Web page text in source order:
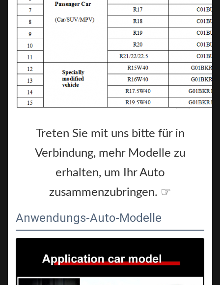
Treten Sie mit uns bitte für in
Verbindung, mehr Modelle zu
erhalten, um Ihr Auto
zusammenzubringen. ☞
Anwendungs-Auto-Modelle